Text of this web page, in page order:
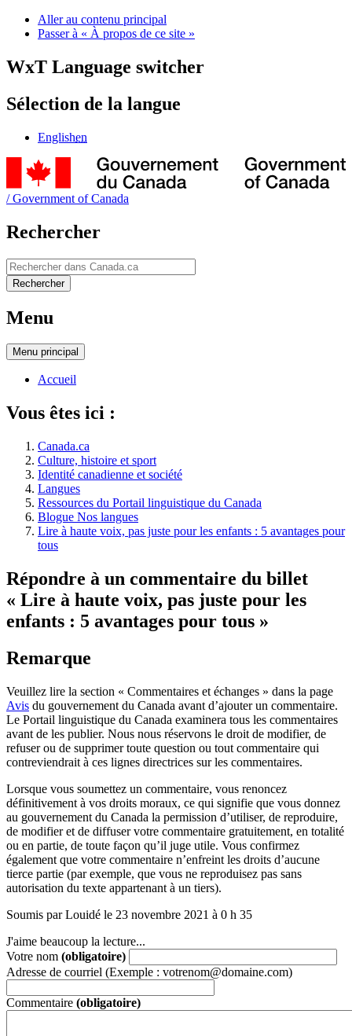
Aller au contenu principal
Passer à « À propos de ce site »
WxT Language switcher
Sélection de la langue
Englishen
/Government of Canada
Rechercher
Rechercher
Rechercher
Menu
Menu principal
Accueil
Vous êtes ici :
Canada.ca
Culture, histoire et sport
Identité canadienne et société
Langues
Ressources du Portail linguistique du Canada
Blogue Nos langues
Lire à haute voix, pas juste pour les enfants : 5 avantages pour
tous
Répondre à un commentaire du billet
« Lire à haute voix, pas juste pour les
enfants : 5 avantages pour tous »
Remarque
Veuillez lire la section « Commentaires et échanges » dans la page
Avis du gouvernement du Canada avant d’ajouter un commentaire.
Le Portail linguistique du Canada examinera tous les commentaires
avant de les publier. Nous nous réservons le droit de modifier, de
refuser ou de supprimer toute question ou tout commentaire qui
contreviendrait à ces lignes directrices sur les commentaires.
Lorsque vous soumettez un commentaire, vous renoncez
définitivement à vos droits moraux, ce qui signifie que vous donnez
au gouvernement du Canada la permission d’utiliser, de reproduire,
de modifier et de diffuser votre commentaire gratuitement, en totalité
ou en partie, de toute façon qu’il juge utile. Vous confirmez
également que votre commentaire n’enfreint les droits d’aucune
tierce partie (par exemple, que vous ne reproduisez pas sans
autorisation du texte appartenant à un tiers).
Soumis par Louidé le 23 novembre 2021 à 0 h 35
J'aime beaucoup la lecture...
Votre nom (obligatoire)
Adresse de courriel (Exemple : votrenom@domaine.com)
Commentaire (obligatoire)